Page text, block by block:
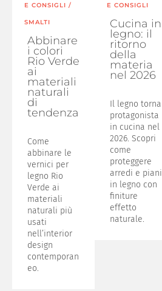
E CONSIGLI /
SMALTI
Abbinare
i colori
Rio Verde
ai
materiali
naturali
di
tendenza
Come
abbinare le
vernici per
legno Rio
Verde ai
materiali
naturali più
usati
nell’interior
design
contemporan
eo.
E CONSIGLI
Cucina in
legno: il
ritorno
della
materia
nel 2026
Il legno torna
protagonista
in cucina nel
2026. Scopri
come
proteggere
arredi e piani
in legno con
finiture
effetto
naturale.